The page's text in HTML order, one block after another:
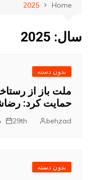
Home
2025
سال: 2025
بدون دسته
ملت باز از
حمایت کرد:
behzad 29th دسامبر 2025
بدون دسته